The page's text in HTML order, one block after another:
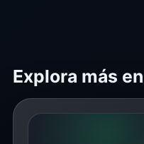
Explora más